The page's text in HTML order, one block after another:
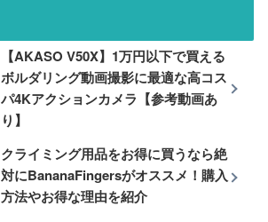
【AKASO V50X】1万円以下で買える
ボルダリング動画撮影に最適な高コス
パ4Kアクションカメラ【参考動画あ
り】
クライミング用品をお得に買うなら絶
対にBananaFingersがオススメ！購入
方法やお得な理由を紹介